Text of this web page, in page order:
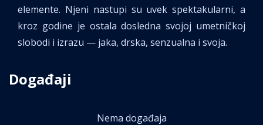
elemente. Njeni nastupi su uvek spektakularni, a
kroz godine je ostala dosledna svojoj umetničkoj
slobodi i izrazu — jaka, drska, senzualna i svoja.
Događaji
Nema događaja